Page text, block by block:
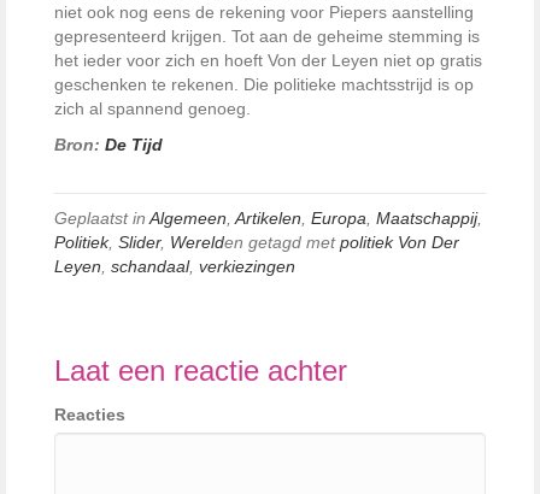
niet ook nog eens de rekening voor Piepers aanstelling
gepresenteerd krijgen. Tot aan de geheime stemming is
het ieder voor zich en hoeft Von der Leyen niet op gratis
geschenken te rekenen. Die politieke machtsstrijd is op
zich al spannend genoeg.
Bron: De Tijd
Geplaatst in Algemeen Artikelen Europa Maatschappij,
Politiek, Slider, Werelden getagd metpolitiek Von Der
Leyen schandaal, verkiezingen
Laat een reactie achter
Reacties